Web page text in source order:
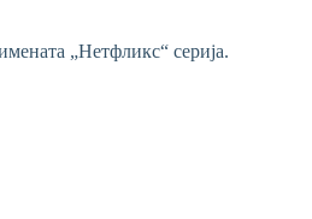
„Нетфликс“ серија.